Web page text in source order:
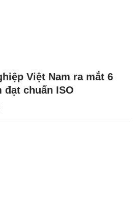
Việt Nam ra mắt 6
đạt chuẩn ISO